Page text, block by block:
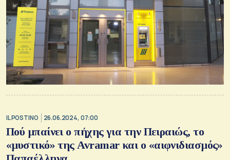
IL POSTINO 26.06.2024, 07:00
Πού μπαίνει ο πήχης για την Πειραιώς, το
«μυστικό» της Avramar και ο «αιφνιδιασμός»